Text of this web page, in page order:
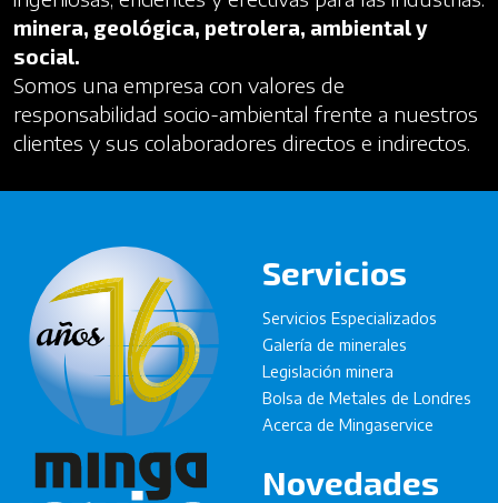
minera, geológica, petrolera, ambiental y
social.
Somos una empresa con valores de
responsabilidad socio-ambiental frente a nuestros
clientes y sus colaboradores directos e indirectos.
Servicios
Servicios Especializados
Galería de minerales
Legislación minera
Bolsa de Metales de Londres
Acerca de Mingaservice
Novedades